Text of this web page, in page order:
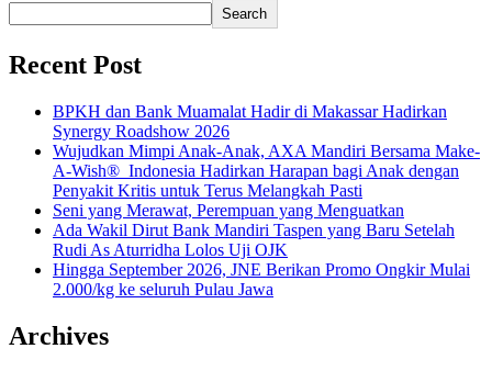
Search
Recent Post
BPKH dan Bank Muamalat Hadir di Makassar Hadirkan
Synergy Roadshow 2026
Wujudkan Mimpi Anak-Anak, AXA Mandiri Bersama Make-
A-Wish® Indonesia Hadirkan Harapan bagi Anak dengan
Penyakit Kritis untuk Terus Melangkah Pasti
Seni yang Merawat, Perempuan yang Menguatkan
Ada Wakil Dirut Bank Mandiri Taspen yang Baru Setelah
Rudi As Aturridha Lolos Uji OJK
Hingga September 2026, JNE Berikan Promo Ongkir Mulai
2.000/kg ke seluruh Pulau Jawa
Archives